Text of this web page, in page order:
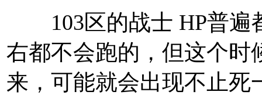
103区的战士 HP普遍
右都不会跑的，但这个时
来，可能就会出现不止死